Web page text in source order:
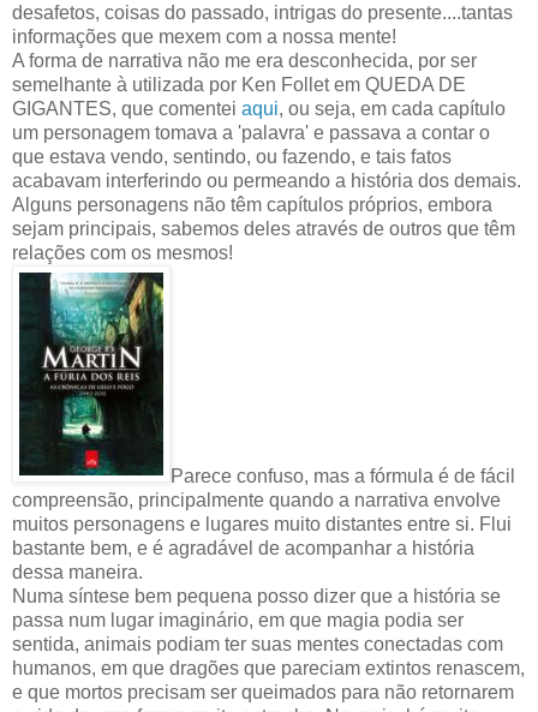
desafetos, coisas do passado, intrigas do presente....tantas
informações que mexem com a nossa mente!
A forma de narrativa não me era desconhecida, por ser
semelhante à utilizada por Ken Follet em QUEDA DE
GIGANTES, que comentei aqui, ou seja, em cada capítulo
um personagem tomava a 'palavra' e passava a contar o
que estava vendo, sentindo, ou fazendo, e tais fatos
acabavam interferindo ou permeando a história dos demais.
Alguns personagens não têm capítulos próprios, embora
sejam principais, sabemos deles através de outros que têm
relações com os mesmos!
Parece confuso, mas a fórmula é de fácil
compreensão, principalmente quando a narrativa envolve
muitos personagens e lugares muito distantes entre si. Flui
bastante bem, e é agradável de acompanhar a história
dessa maneira.
Numa síntese bem pequena posso dizer que a história se
passa num lugar imaginário, em que magia podia ser
sentida, animais podiam ter suas mentes conectadas com
humanos, em que dragões que pareciam extintos renascem,
e que mortos precisam ser queimados para não retornarem